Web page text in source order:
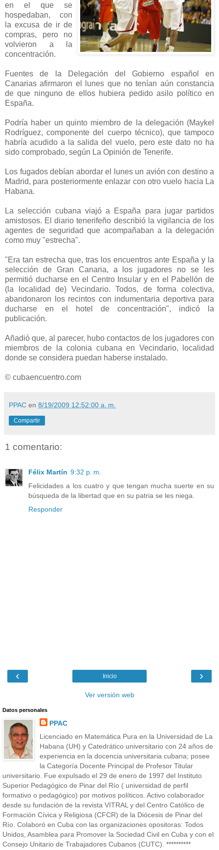
en el que se
hospedaban, con
la excusa de ir de
compras, pero no
volvieron a la
concentración.
Fuentes de la Delegación del Gobierno español en
Canarias afirmaron el lunes que no tenían aún constancia
de que ninguno de ellos hubiera pedido asilo político en
España.
Podría haber un quinto miembro de la delegación (Maykel
Rodríguez, componente del cuerpo técnico), que tampoco
habría acudido a la salida del vuelo, pero este dato no ha
sido comprobado, según La Opinión de Tenerife.
Los fugados debían abordar el lunes un avión con destino a
Madrid, para posteriormente enlazar con otro vuelo hacia La
Habana.
La selección cubana viajó a España para jugar partidos
amistosos. El diario tenerifeño describió la vigilancia de los
agentes de seguridad que acompañaban a la delegación
como muy "estrecha".
"Era tan estrecha que, tras los encuentros ante España y la
selección de Gran Canaria, a los jugadores no se les
permitió ducharse en el Centro Insular y en el Pabellón de
(la localidad de) Vecindario. Todos, de forma colectiva,
abandonaron los recintos con indumentaria deportiva para
ducharse en el hotel de concentración", indicó la
publicación.
Añadió que, al parecer, hubo contactos de los jugadores con
miembros de la colonia cubana en Vecindario, localidad
donde se considera puedan haberse instalado.
© cubaencuentro.com
PPAC en 8/19/2009 12:52:00 a. m.
Compartir
1 comentario:
Félix Martín 9:32 p. m.
Felicidades a los cuatro y que tengan mucha suerte en su
búsqueda de la libertad que en su patria se les niega.
Responder
‹ ›
Inicio
Ver versión web
Datos personales
PPAC
Licenciado en Matemática Pura en la Universidad de La
Habana (UH) y Catedrático universitario con 24 años de
experiencia en la docencia universitaria cubana; posee
la Categoría Docente Principal de Profesor Titular
universitario. Fue expulsado el 29 de enero de 1997 del Instituto
Superior Pedagógico de Pinar del Río ( universidad de perfil
formativo o pedagógico) por motivos políticos. Activo colaborador
desde su fundación de la revista VITRAL y del Centro Católico de
Formación Cívica y Religiosa (CFCR) de la Diócesis de Pinar del
Río. Colaboró en Cuba con las organizaciones opositoras: Todos
Unidos, Asamblea para Promover la Sociedad Civil en Cuba y con el
Consejo Unitario de Trabajadores Cubanos (CUTC). **********